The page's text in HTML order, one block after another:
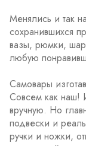
Менялись и так
сохранившихся
вазы, рюмки,
любую
Самовары
Совсем как наш!
вручную. Но
подвески и
ручки и ножки,